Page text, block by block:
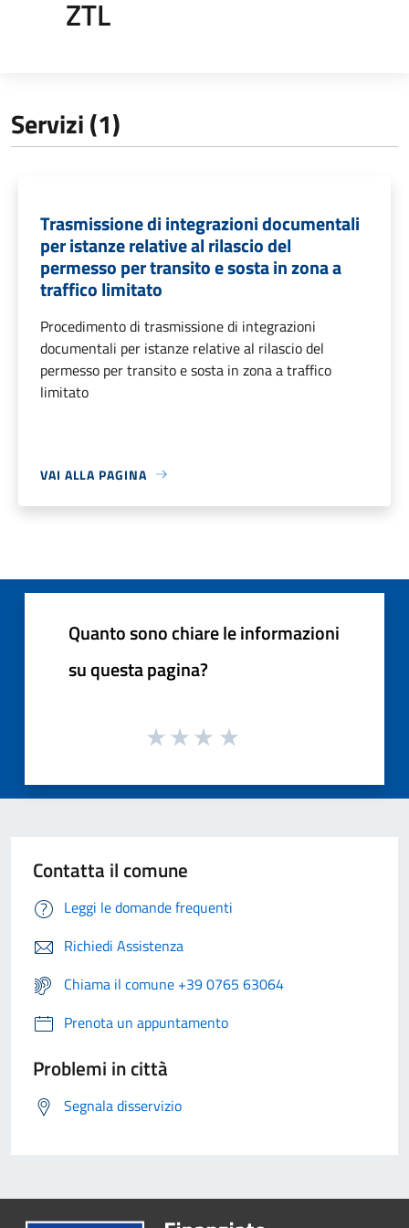
ZTL
Servizi (1)
Trasmissione di integrazioni documentali
per istanze relative al rilascio del
permesso per transito e sosta in zona a
traffico limitato
Procedimento di trasmissione di integrazioni
documentali per istanze relative al rilascio del
permesso per transito e sosta in zona a traffico
limitato
VAI ALLA PAGINA
Quanto sono chiare le informazioni
su questa pagina?
Contatta il comune
Leggi le domande frequenti
Richiedi Assistenza
Chiama il comune +39 0765 63064
Prenota un appuntamento
Problemi in città
Segnala disservizio